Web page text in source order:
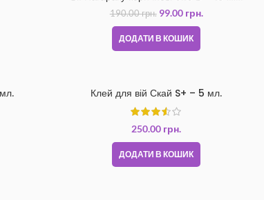
190.00грн. 99.00 грн.
ДОДАТИ В КОШИК
Клей для вій Скай S+ – 5 мл.
250.00 грн.
ДОДАТИ В КОШИК